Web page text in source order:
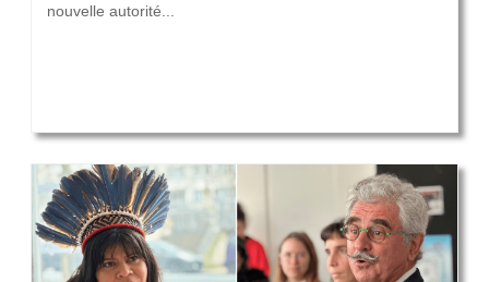
nouvelle autorité...